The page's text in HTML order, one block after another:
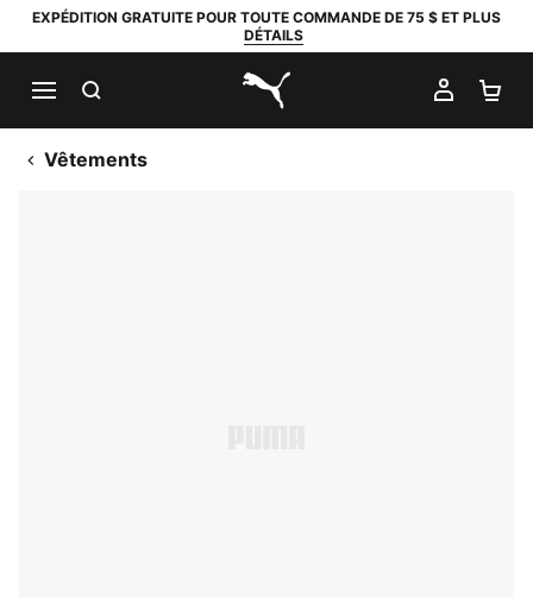
EXPÉDITION GRATUITE POUR TOUTE COMMANDE DE 75 $ ET PLUS
DÉTAILS
PUMA.com
MON
Vêtements